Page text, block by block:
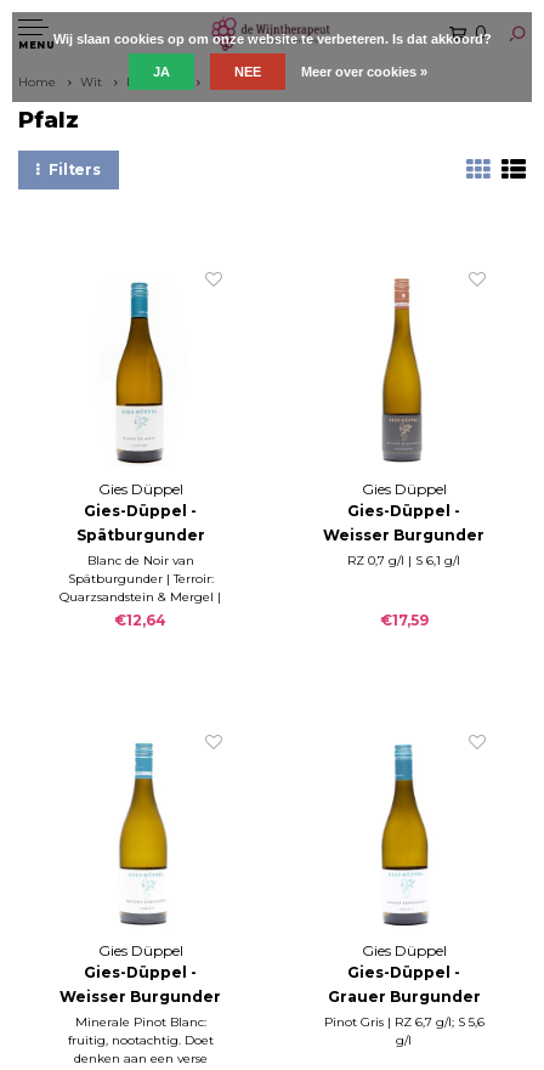
MENU
0
Home Wit Duitsland Pfalz
Pfalz
Filters
Gies Düppel
Gies-Düppel -
Spätburgunder
Blanc de Noir
'ILLUSION' 2025
Blanc de Noir van
Spätburgunder | Terroir:
Quarzsandstein & Mergel |
RZ 7,2 g/l; S 6,0 g/l
€12,64
Gies Düppel
Gies-Düppel -
Weisser Burgunder
Birkweiler
RZ 0,7 g/l | S 6,1 g/l
€17,59
Gies Düppel
Gies-Düppel -
Weisser Burgunder
trocken CALCIT
2024
Minerale Pinot Blanc:
fruitig, nootachtig. Doet
denken aan een verse
Gies Düppel
Gies-Düppel -
Grauer Burgunder
trocken CALCIT
2024
Pinot Gris | RZ 6,7 g/l; S 5,6
g/l
Wij slaan cookies op om onze website te verbeteren. Is dat akkoord?
JA NEE Meer over cookies »